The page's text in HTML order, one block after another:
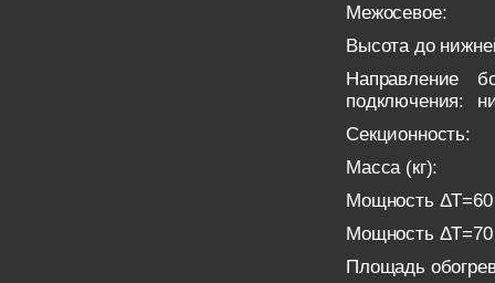
Межосевое:
Высота до
Направление
подключения:
Секционность:
Масса (кг):
Мощность
Мощность
Площадь